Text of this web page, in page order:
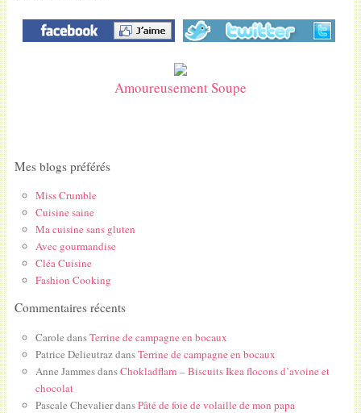
Amoureusement Soupe
Mes blogs préférés
Miss Crumble
Cuisine saine
Ma cuisine sans gluten
Avec gourmandise
Cléa Cuisine
Fashion Cooking
Commentaires récents
Carole dansTerrine de campagne en bocaux
Patrice DelieutrazdansTerrine de campagne en bocaux
Anne JammesdansChokladflarn – Biscuits Ikea flocons d’avoine et
chocolat
Pascale ChevalierdansPâté de foie de volaille de mon papa